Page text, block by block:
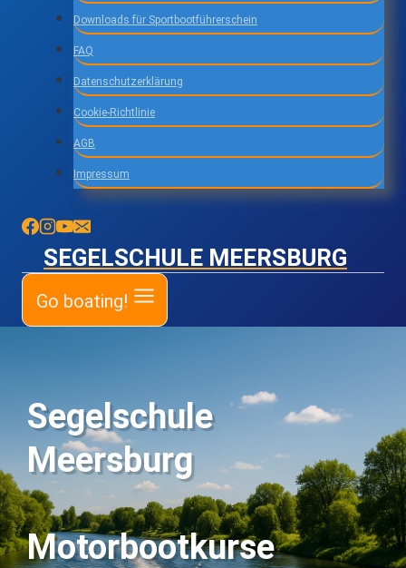
Downloads für Sportbootführerschein
FAQ
Datenschutzerklärung
Cookie-Richtlinie
AGB
Impressum
SEGELSCHULE MEERSBURG
Go boating!
Segelschule
Meersburg
Motorbootkurse